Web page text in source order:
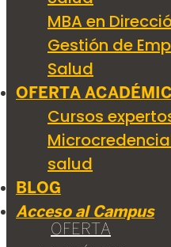
MBA en
Gestión de
Salud
OFERTA
Cursos
salud
BLOG
Acceso al Campus
OFERTA